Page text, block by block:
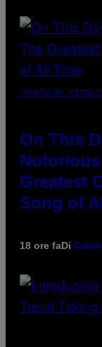
(PHOTO BY NITRO/
On This
Greatest
Song of
18 ore faDi